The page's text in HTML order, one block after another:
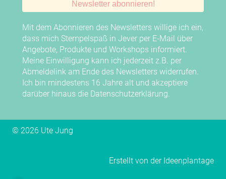
Mit dem Abonnieren des Newsletters willige ich ein,
dass mich Stempelspaß in Jever per E-Mail über
Angebote, Produkte und Workshops informiert.
Meine Einwilligung kann ich jederzeit z.B. per
Abmeldelink am Ende des Newsletters widerrufen.
Ich bin mindestens 16 Jahre alt und akzeptiere
darüber hinaus die Datenschutzerklärung.
© 2026 Ute Jung
Erstellt von der Ideenplantage